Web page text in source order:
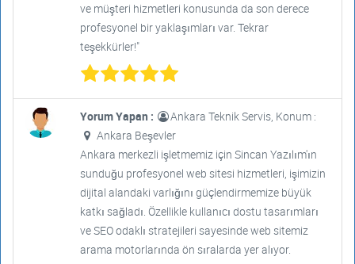
ve müşteri hizmetleri konusunda da son derece
profesyonel bir yaklaşımları var. Tekrar
teşekkürler!"
Yorum Yapan :
Ankara Teknik Servis, Konum :
Ankara Beşevler
Ankara merkezli işletmemiz için Sincan Yazılım'ın
sunduğu profesyonel web sitesi hizmetleri, işimizin
dijital alandaki varlığını güçlendirmemize büyük
katkı sağladı. Özellikle kullanıcı dostu tasarımları
ve SEO odaklı stratejileri sayesinde web sitemiz
arama motorlarında ön sıralarda yer alıyor.